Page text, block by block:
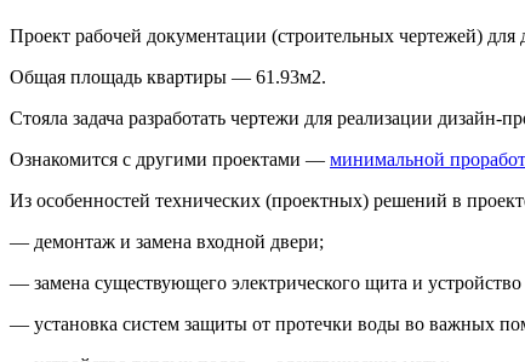
Проект рабочей документации (строительных чертежей)
Общая площадь квартиры — 61.93м2.
Стояла задача разработать чертежи для реализации
Ознакомится с другими проектами — минимальной
Из особенностей технических (проектных) решений в
— демонтаж и замена входной двери;
— замена существующего электрического щита и устройство
— установка систем защиты от протечки воды во важных